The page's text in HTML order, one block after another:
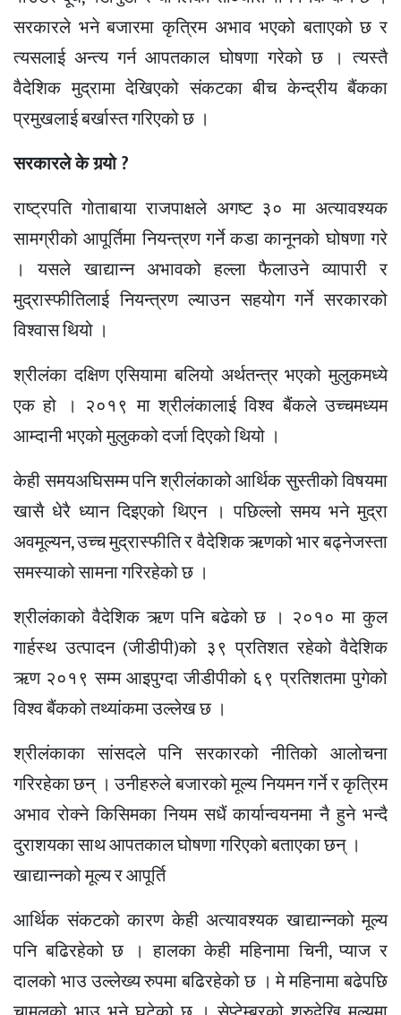
सरकारले भने बजारमा कृत्रिम अभाव भएको बताएको छ र
त्यसलाई अन्त्य गर्न आपतकाल घोषणा गरेको छ । त्यस्तै
वैदेशिक मुद्रामा देखिएको संकटका बीच केन्द्रीय बैंकका
प्रमुखलाई बर्खास्त गरिएको छ ।
सरकारले के गर्‍यो ?
राष्ट्रपति गोताबाया राजपाक्षले अगष्ट ३० मा अत्यावश्यक
सामग्रीको आपूर्तिमा नियन्त्रण गर्ने कडा कानूनको घोषणा गरे
। यसले खाद्यान्न अभावको हल्ला फैलाउने व्यापारी र
मुद्रास्फीतिलाई नियन्त्रण ल्याउन सहयोग गर्ने सरकारको
विश्वास थियो ।
श्रीलंका दक्षिण एसियामा बलियो अर्थतन्त्र भएको मुलुकमध्ये
एक हो । २०१९ मा श्रीलंकालाई विश्व बैंकले उच्चमध्यम
आम्दानी भएको मुलुकको दर्जा दिएको थियो ।
केही समयअघिसम्म पनि श्रीलंकाको आर्थिक सुस्तीको विषयमा
खासै धेरै ध्यान दिइएको थिएन । पछिल्लो समय भने मुद्रा
अवमूल्यन, उच्च मुद्रास्फीति र वैदेशिक ऋणको भार बढ्नेजस्ता
समस्याको सामना गरिरहेको छ ।
श्रीलंकाको वैदेशिक ऋण पनि बढेको छ । २०१० मा कुल
गार्हस्थ उत्पादन (जीडीपी)को ३९ प्रतिशत रहेको वैदेशिक
ऋण २०१९ सम्म आइपुग्दा जीडीपीको ६९ प्रतिशतमा पुगेको
विश्व बैंकको तथ्यांकमा उल्लेख छ ।
श्रीलंकाका सांसदले पनि सरकारको नीतिको आलोचना
गरिरहेका छन् । उनीहरुले बजारको मूल्य नियमन गर्ने र कृत्रिम
अभाव रोक्ने किसिमका नियम सधैं कार्यान्वयनमा नै हुने भन्दै
दुराशयका साथ आपतकाल घोषणा गरिएको बताएका छन् ।
खाद्यान्नको मूल्य र आपूर्ति
आर्थिक संकटको कारण केही अत्यावश्यक खाद्यान्नको मूल्य
पनि बढिरहेको छ । हालका केही महिनामा चिनी, प्याज र
दालको भाउ उल्लेख्य रुपमा बढिरहेको छ । मे महिनामा बढेपछि